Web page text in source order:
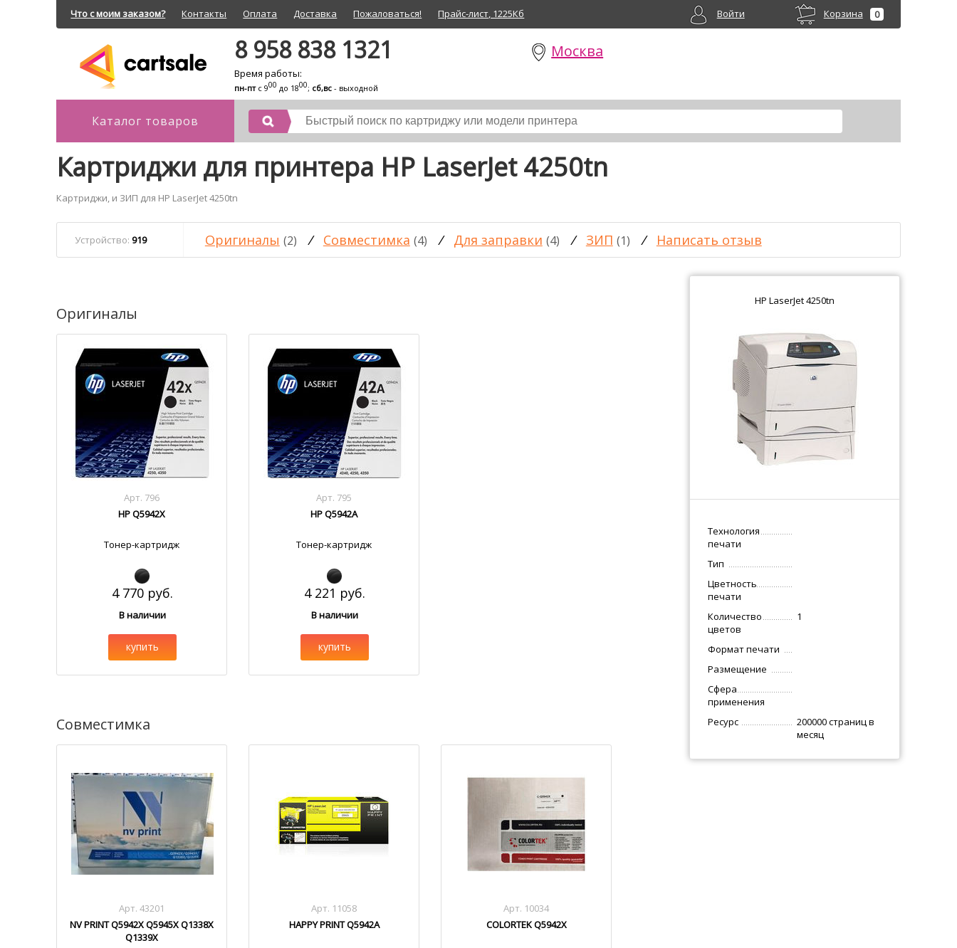
Что с моим заказом? Контакты Оплата Доставка Пожаловаться! Прайс-лист, 1225Кб Корзина 0
Войти
8 958 838 1321
Время работы:
пн-птс 900 до 1800; сб,вс - выходной
Москва
Каталог товаров
Картриджи для принтера HP LaserJet 4250tn
Картриджи, и ЗИП для HP LaserJet 4250tn
Устройство: 919 Оригиналы (2) / Совместимка (4) / Для заправки (4) / ЗИП (1) / Написать отзыв
Оригиналы
Арт. 796
HP Q5942X
Тонер-картридж
4 770 руб.
В наличии
купить
Арт. 795
HP Q5942A
Тонер-картридж
4 221 руб.
В наличии
купить
Совместимка
Арт. 43201
NV PRINT Q5942X Q5945X Q1338X
Q1339X
Арт. 11058
HAPPY PRINT Q5942A
Арт. 10034
COLORTEK Q5942X
HP LaserJet 4250tn
Технология
печати
Тип
Цветность
печати
Количество
цветов
1
Формат печати
Размещение
Сфера
применения
Ресурс
200000 страниц в
месяц